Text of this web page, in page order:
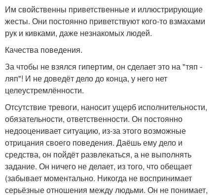
Им свойственны приветственные и иллюстрирующие
жесты. Они постоянно приветствуют кого-то взмахами
рук и кивками, даже незнакомых людей.
Качества поведения.
За чтобы не взялся гипертим, он сделает это на "тяп -
ляп"! И не доведёт дело до конца, у него нет
целеустремлённости.
Отсутствие тревоги, наносит ущерб исполнительности,
обязательности, ответственности. Он постоянно
недооценивает ситуацию, из-за этого возможные
отрицания своего поведения. Даёшь ему дело и
средства, он пойдёт развлекаться, а не выполнять
задание. Он ничего не делает, из того, что обещает
(забывает моментально. Никогда не воспринимает
серьёзные отношения между людьми. Он не понимает,